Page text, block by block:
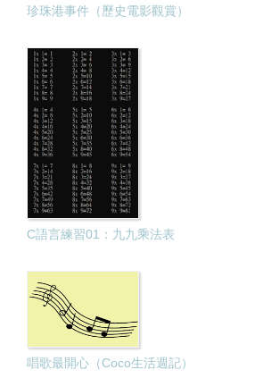
珍珠港事件（歷史電影觀賞）
C語言練習01：九九乘法表
唱歌最開心（Coco生活週記）